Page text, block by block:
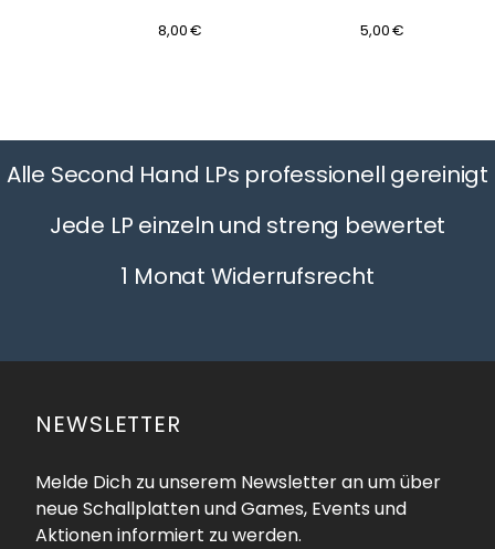
8,00 € 5,00 €
Alle Second Hand LPs professionell gereinigt
Jede LP einzeln und streng bewertet
1 Monat Widerrufsrecht
NEWSLETTER
Melde Dich zu unserem Newsletter an um über
neue Schallplatten und Games, Events und
Aktionen informiert zu werden.